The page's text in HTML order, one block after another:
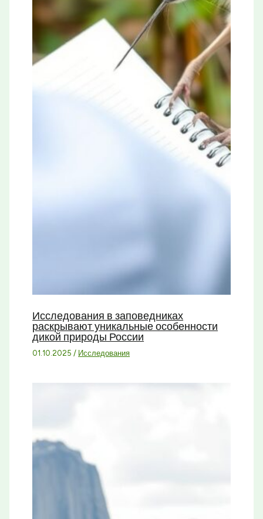
Исследования в заповедниках
раскрывают уникальные особенности
дикой природы России
01.10.2025 / Исследования